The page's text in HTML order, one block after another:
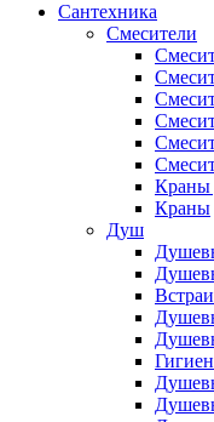
Сантехника
Смесители
Краны
Краны
Душ